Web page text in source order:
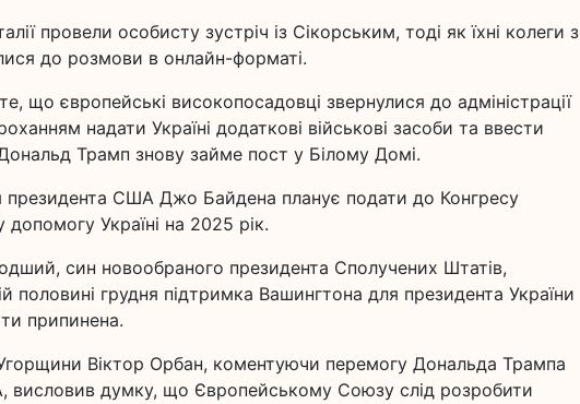
провели особисту зустріч із Сікорським, тоді як їхні колеги з
до розмови в онлайн-форматі.
що європейські високопосадовці звернулися до адміністрації
надати Україні додаткові військові засоби та ввести
Дональд Трамп знову займе пост у Білому Домі.
президента США Джо Байдена планує подати до Конгресу
Україні на 2025 рік.
син новообраного президента Сполучених Штатів,
грудня підтримка Вашингтона для президента України
припинена.
Віктор Орбан, коментуючи перемогу Дональда Трампа
висловив думку, що Європейському Союзу слід розробити